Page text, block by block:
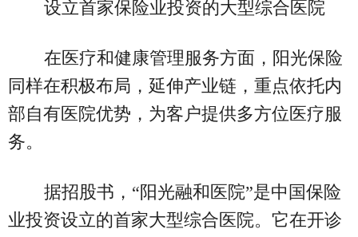
设立首家保险业投资的大型综合医院
在医疗和健康管理服务方面，阳光保险
同样在积极布局，延伸产业链，重点依托内
部自有医院优势，为客户提供多方位医疗服
务。
据招股书，“阳光融和医院”是中国保险
业投资设立的首家大型综合医院。它在开诊